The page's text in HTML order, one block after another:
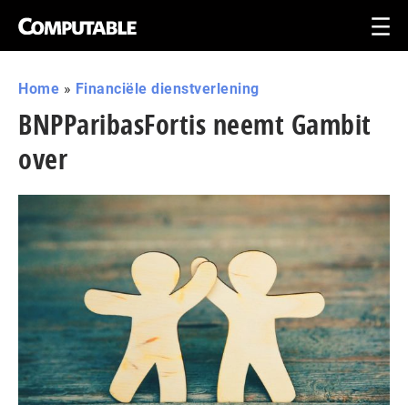
Home » Financiële dienstverlening
BNPParibasFortis neemt Gambit
over